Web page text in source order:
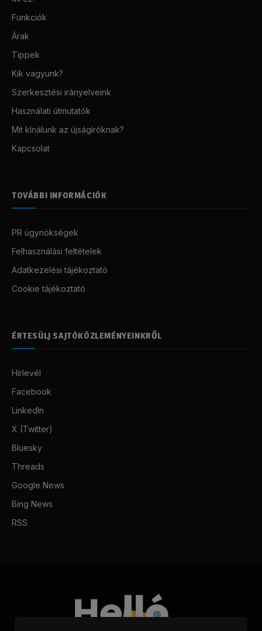
Funkciók
Árak
Tippek
Kik vagyunk?
Szerkesztési irányelveink
Használati útmutatók
Mit kínálunk az újságíróknak?
Kapcsolat
TOVÁBBI INFORMÁCIÓK
PR ügynökségek
Felhasználási feltételek
Adatkezelési tájékoztató
Cookie tájékoztató
ÉRTESÜLJ SAJTÓKÖZLEMÉNYEINKRŐL
Hírlevél
Facebook
LinkedIn
X (Twitter)
Bluesky
Threads
Google News
Bing News
RSS